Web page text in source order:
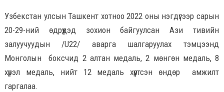
Узбекстан улсын Ташкент хотноо 2022 оны нэгдүгээр сарын
20-29-ний өдрүүдэд зохион байгуулсан Ази тивийн
залуучуудын /U22/ аварга шалгаруулах тэмцээнд
Монголын боксчид 2 алтан медаль, 2 мөнгөн медаль, 8
хүрэл медаль, нийт 12 медаль хүртсэн өндөр амжилт
гаргалаа.